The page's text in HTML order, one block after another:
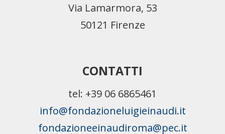
Via Lamarmora, 53
50121 Firenze
CONTATTI
tel: +39 06 6865461
info@fondazioneluigieinaudi.it
fondazioneeinaudiroma@pec.it